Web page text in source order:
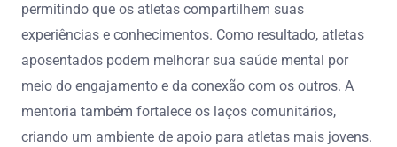
permitindo que os atletas compartilhem suas
experiências e conhecimentos. Como resultado, atletas
aposentados podem melhorar sua saúde mental por
meio do engajamento e da conexão com os outros. A
mentoria também fortalece os laços comunitários,
criando um ambiente de apoio para atletas mais jovens.